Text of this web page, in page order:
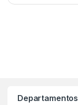
Departamentos